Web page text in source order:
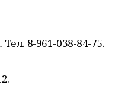
8-961-038-84-75.